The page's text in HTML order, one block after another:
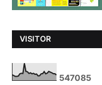
VISITOR
547085